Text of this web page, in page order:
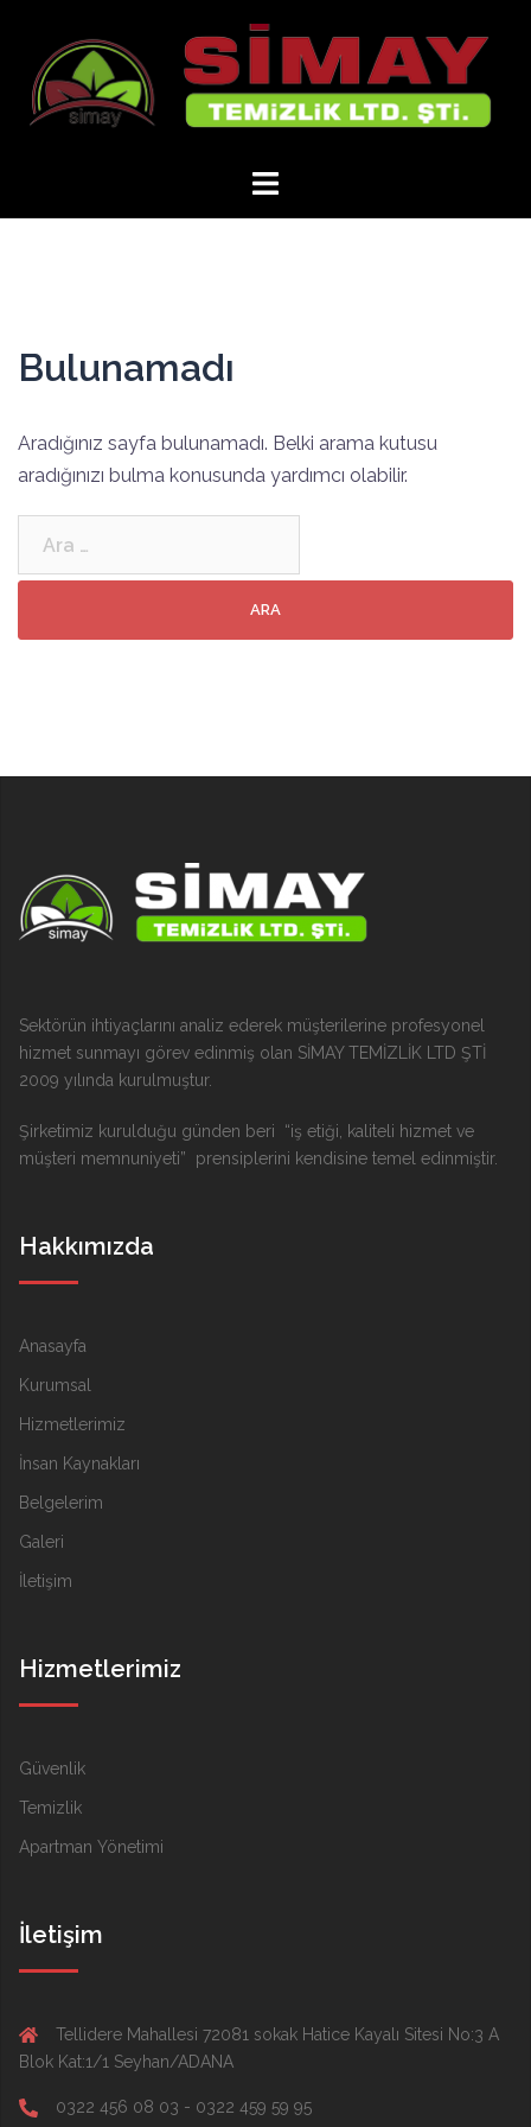
Bulunamadı
Aradığınız sayfa bulunamadı. Belki arama kutusu
aradığınızı bulma konusunda yardımcı olabilir.
Sektörün ihtiyaçlarını analiz ederek müşterilerine profesyonel
hizmet sunmayı görev edinmiş olan SİMAY TEMİZLİK LTD ŞTİ
2009 yılında kurulmuştur.
Şirketimiz kurulduğu günden beri “iş etiği, kaliteli hizmet ve
müşteri memnuniyeti” prensiplerini kendisine temel edinmiştir.
Hakkımızda
Anasayfa
Kurumsal
Hizmetlerimiz
İnsan Kaynakları
Belgelerim
Galeri
İletişim
Hizmetlerimiz
Güvenlik
Temizlik
Apartman Yönetimi
İletişim
Tellidere Mahallesi 72081 sokak Hatice Kayalı Sitesi No:3 A
Blok Kat:1/1 Seyhan/ADANA
0322 456 08 03 - 0322 459 59 95